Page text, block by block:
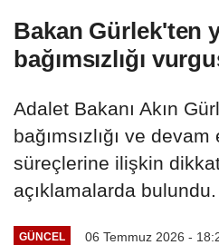
Bakan Gürlek'ten
bağımsızlığı
Adalet Bakanı Akın
bağımsızlığı ve devam
süreçlerine ilişkin
açıklamalarda bulundu.
GÜNCEL 06 Temmuz 2026 -